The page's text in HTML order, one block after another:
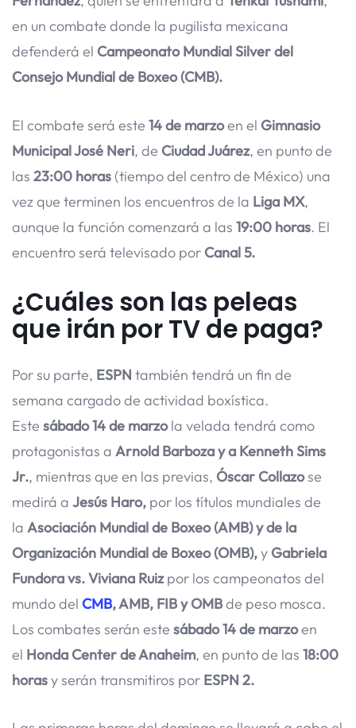
en un combate donde la pugilista mexicana
defenderá el Campeonato Mundial Silver del
Consejo Mundial de Boxeo (CMB).
El combate será este 14 de marzoen el Gimnasio
Municipal José Neri, de Ciudad Juárez, en punto de
las 23:00 horas (tiempo del centro de México) una
vez que terminen los encuentros de la Liga MX,
aunque la función comenzará a las 19:00 horas. El
encuentro será televisado por Canal 5.
¿Cuáles son las peleas
que irán por TV de paga?
Por su parte, ESPN también tendrá un fin de
semana cargado de actividad boxística.
Este sábado 14 de marzola velada tendrá como
protagonistas a Arnold Barboza y a Kenneth Sims
Jr., mientras que en las previas, Óscar Collazose
medirá a Jesús Haro, por los títulos mundiales de
la Asociación Mundial de Boxeo (AMB) y de la
Organización Mundial de Boxeo (OMB),y Gabriela
Fundora vs. Viviana Ruizpor los campeonatos del
mundo del CMB, AMB, FIB y OMBde peso mosca.
Los combates serán este sábado 14 de marzoen
el Honda Center de Anaheim, en punto de las 18:00
horasy serán transmitiros por ESPN 2.